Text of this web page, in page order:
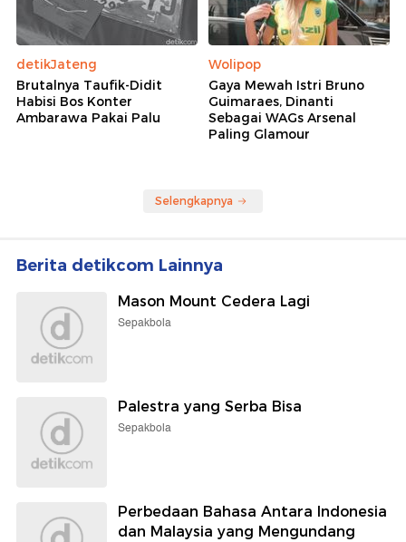
detikJateng
Brutalnya Taufik-Didit
Habisi Bos Konter
Ambarawa Pakai Palu
Wolipop
Gaya Mewah Istri Bruno
Guimaraes, Dinanti
Sebagai WAGs Arsenal
Paling Glamour
Selengkapnya
Berita detikcom Lainnya
Mason Mount Cedera Lagi
Sepakbola
Palestra yang Serba Bisa
Sepakbola
Perbedaan Bahasa Antara Indonesia
dan Malaysia yang Mengundang